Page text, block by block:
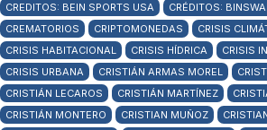
CREDITOS: BEIN SPORTS USA
CRÉDITOS:
CREMATORIOS
CRIPTOMONEDAS
CRISIS
CRISIS HABITACIONAL
CRISIS HÍDRICA
CRISIS
CRISIS URBANA
CRISTIÁN ARMAS MOREL
CRISTIÁN LECAROS
CRISTIÁN MARTÍNEZ
CRISTIÁN MONTERO
CRISTIAN MUÑOZ